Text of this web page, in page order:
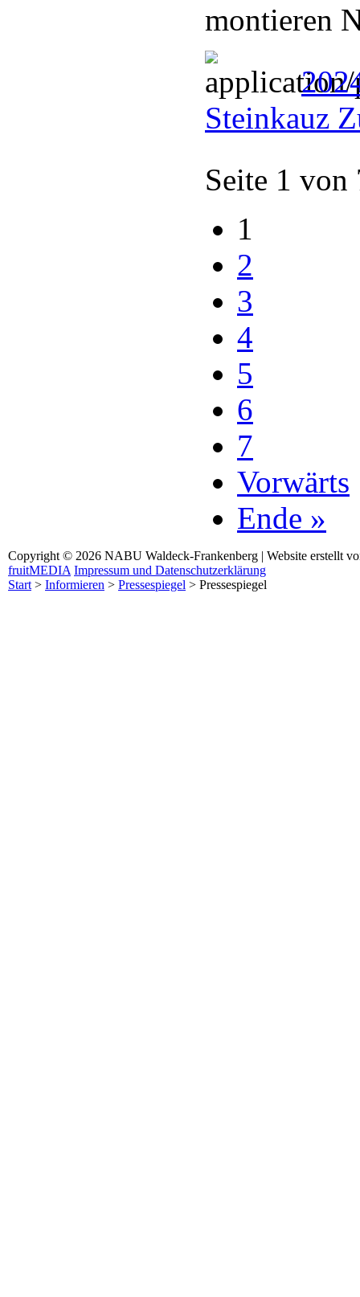
montieren
Steinkauz
Seite 1 von
1
2
3
4
5
6
7
Vorwärts
Ende »
Copyright © 2026 NABU Waldeck-Frankenberg | Website erstellt
fruitMEDIA Impressum und Datenschutzerklärung
Start> Informieren > Pressespiegel > Pressespiegel